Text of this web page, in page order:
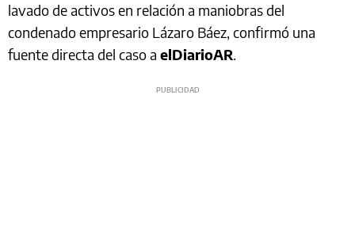
lavado de activos en relación a maniobras del
condenado empresario Lázaro Báez, confirmó una
fuente directa del caso a elDiarioAR.